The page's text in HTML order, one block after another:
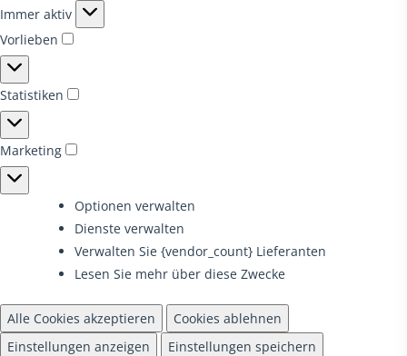
Funktionale
Cookies
Immer aktiv
Vorlieben
Vorlieben
Statistiken
Statistiken
Marketing
Marketing
Optionen verwalten
Dienste verwalten
Verwalten Sie {vendor_count} Lieferanten
Lesen Sie mehr über diese Zwecke
Alle Cookies akzeptieren
Cookies ablehnen
Einstellungen anzeigen
Einstellungen speichern